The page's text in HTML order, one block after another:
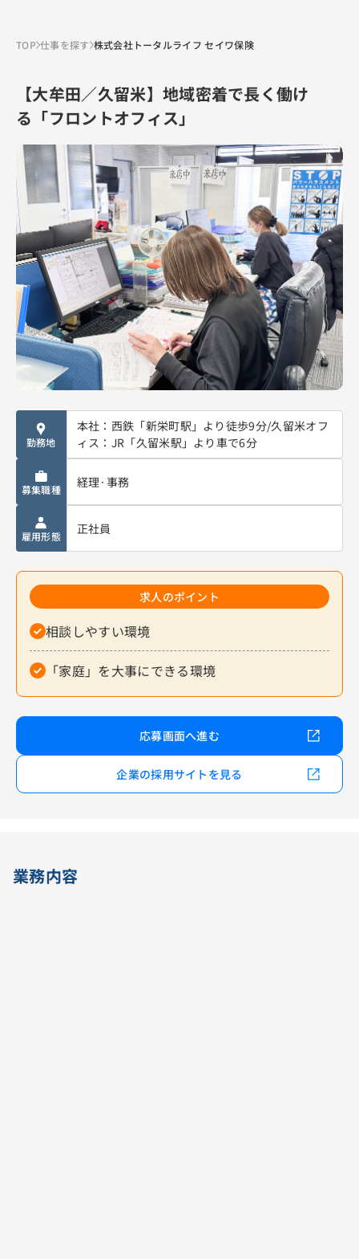
TOP 仕事を探す 株式会社トータルライフ セイワ保険
【大牟田／久留米】地域密着で長く働け
る「フロントオフィス」
勤務地
本社：西鉄「新栄町駅」より徒歩9分/久留米オフ
ィス：JR「久留米駅」より車で6分
募集職種 経理·事務
雇用形態 正社員
求人のポイント
相談しやすい環境
「家庭」を大事にできる環境
応募画面へ進む
企業の採用サイトを見る
業務内容